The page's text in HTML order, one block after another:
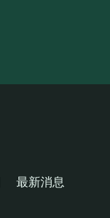
最新消息